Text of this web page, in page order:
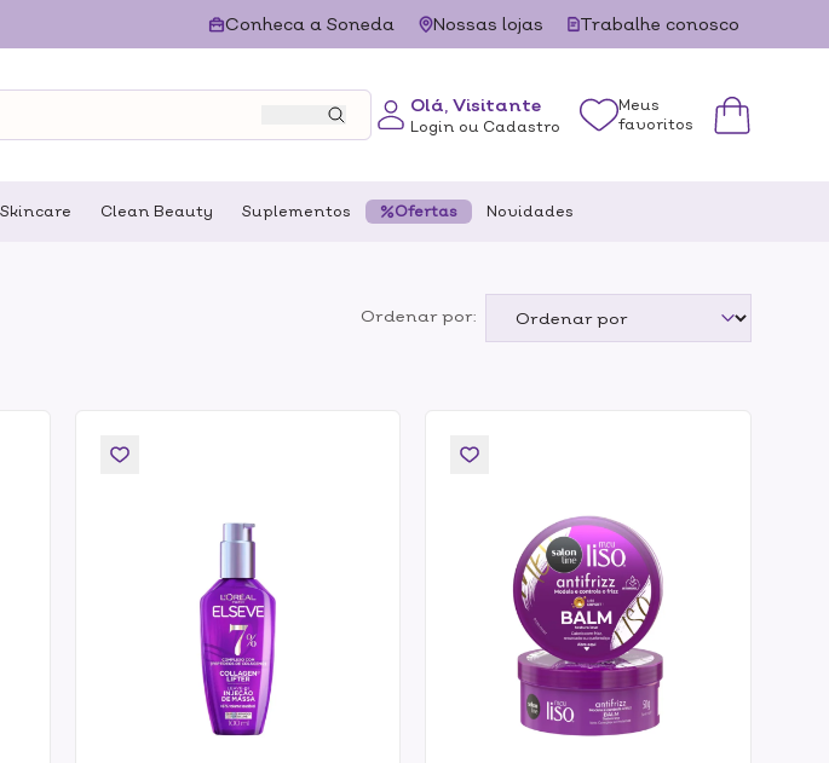
Conheca a Soneda Nossas lojas Trabalhe conosco
Olá, Visitante
Login ou Cadastro
Meus
favoritos
Skincare Clean Beauty Suplementos Ofertas Novidades
Ordenar por: